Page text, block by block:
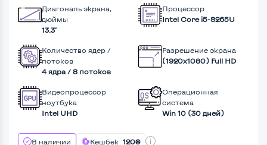
Диагональ экрана,
дюймы
13.3"
Процессор
Intel Core i5-8265U
Количество ядер /
потоков
4 ядра / 8 потоков
Разрешение экрана
(1920х1080) Full HD
Видеопроцессор
ноутбука
Intel UHD
Операционная
система
Win 10 (30 дней)
В наличии Кешбек 120₴